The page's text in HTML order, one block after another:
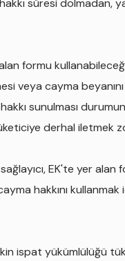
süresi dolmadan,
formu
veya cayma
sunulması
derhal iletmek
EK'te yer
hakkını
ispat yükümlülüğü